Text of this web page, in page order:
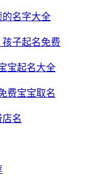
的名字大全
孩子起名免费
宝起名大全
费宝宝取名
名